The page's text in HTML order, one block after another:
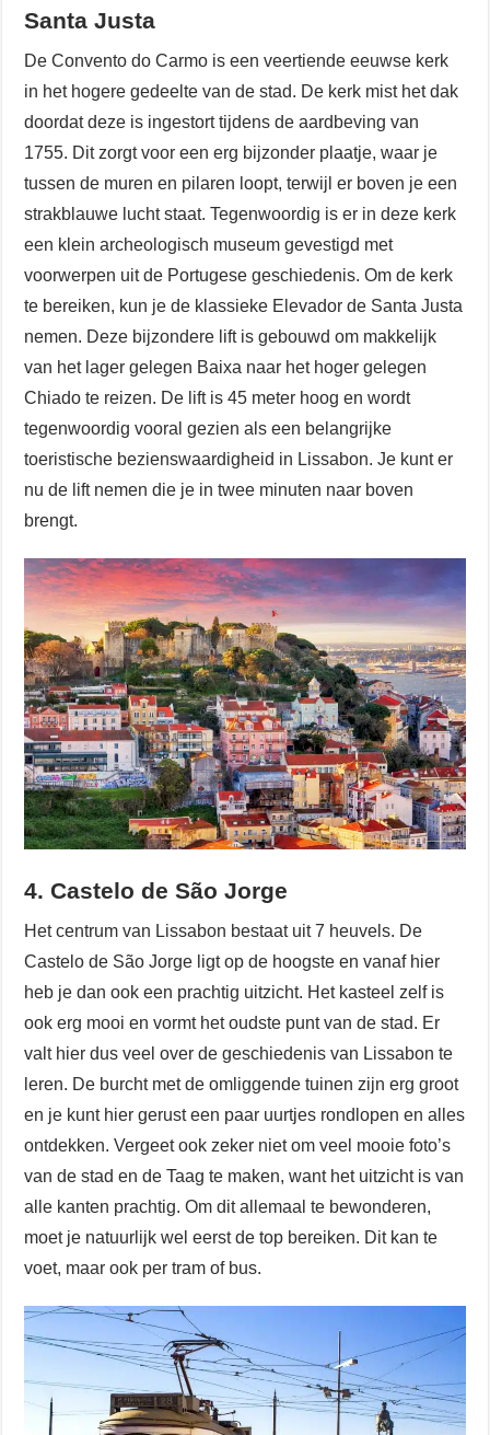
Santa Justa
De Convento do Carmo is een veertiende eeuwse kerk
in het hogere gedeelte van de stad. De kerk mist het dak
doordat deze is ingestort tijdens de aardbeving van
1755. Dit zorgt voor een erg bijzonder plaatje, waar je
tussen de muren en pilaren loopt, terwijl er boven je een
strakblauwe lucht staat. Tegenwoordig is er in deze kerk
een klein archeologisch museum gevestigd met
voorwerpen uit de Portugese geschiedenis. Om de kerk
te bereiken, kun je de klassieke Elevador de Santa Justa
nemen. Deze bijzondere lift is gebouwd om makkelijk
van het lager gelegen Baixa naar het hoger gelegen
Chiado te reizen. De lift is 45 meter hoog en wordt
tegenwoordig vooral gezien als een belangrijke
toeristische bezienswaardigheid in Lissabon. Je kunt er
nu de lift nemen die je in twee minuten naar boven
brengt.
4. Castelo de São Jorge
Het centrum van Lissabon bestaat uit 7 heuvels. De
Castelo de São Jorge ligt op de hoogste en vanaf hier
heb je dan ook een prachtig uitzicht. Het kasteel zelf is
ook erg mooi en vormt het oudste punt van de stad. Er
valt hier dus veel over de geschiedenis van Lissabon te
leren. De burcht met de omliggende tuinen zijn erg groot
en je kunt hier gerust een paar uurtjes rondlopen en alles
ontdekken. Vergeet ook zeker niet om veel mooie foto’s
van de stad en de Taag te maken, want het uitzicht is van
alle kanten prachtig. Om dit allemaal te bewonderen,
moet je natuurlijk wel eerst de top bereiken. Dit kan te
voet, maar ook per tram of bus.